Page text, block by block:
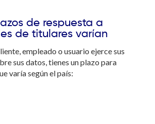
de respuesta a
de titulares varían
empleado o usuario ejerce sus
sus datos, tienes un plazo para
varía según el país: